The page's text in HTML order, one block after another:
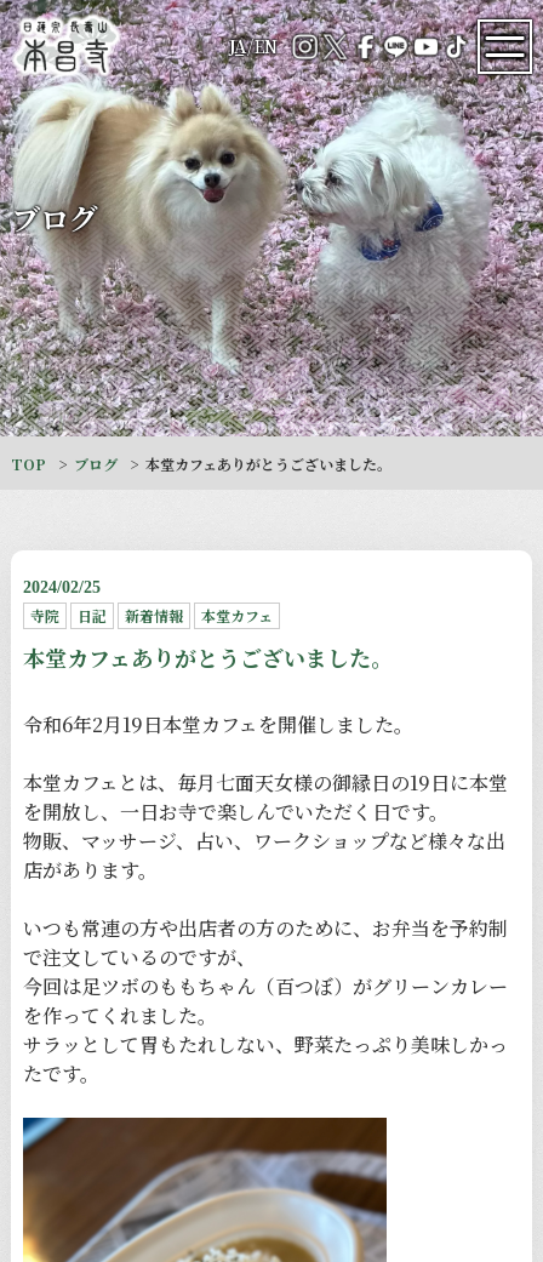
JA/EN
ブログ
TOP ブログ 本堂カフェありがとうございました。
2024/02/25
寺院 日記 新着情報 本堂カフェ
本堂カフェありがとうございました。
令和6年2月19日本堂カフェを開催しました。
本堂カフェとは、毎月七面天女様の御縁日の19日に本堂
を開放し、一日お寺で楽しんでいただく日です。
物販、マッサージ、占い、ワークショップなど様々な出
店があります。
いつも常連の方や出店者の方のために、お弁当を予約制
で注文しているのですが、
今回は足ツボのももちゃん（百つぼ）がグリーンカレー
を作ってくれました。
サラッとして胃もたれしない、野菜たっぷり美味しかっ
たです。